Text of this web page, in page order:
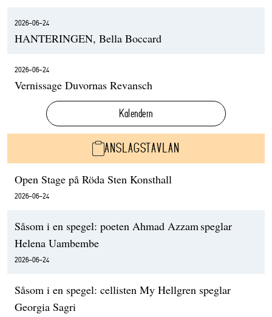
2026-06-24
HANTERINGEN, Bella Boccard
2026-06-24
Vernissage Duvornas Revansch
Kalendern
ANSLAGSTAVLAN
Open Stage på Röda Sten Konsthall
2026-06-24
Såsom i en spegel: poeten Ahmad Azzam speglar
Helena Uambembe
2026-06-24
Såsom i en spegel: cellisten My Hellgren speglar
Georgia Sagri